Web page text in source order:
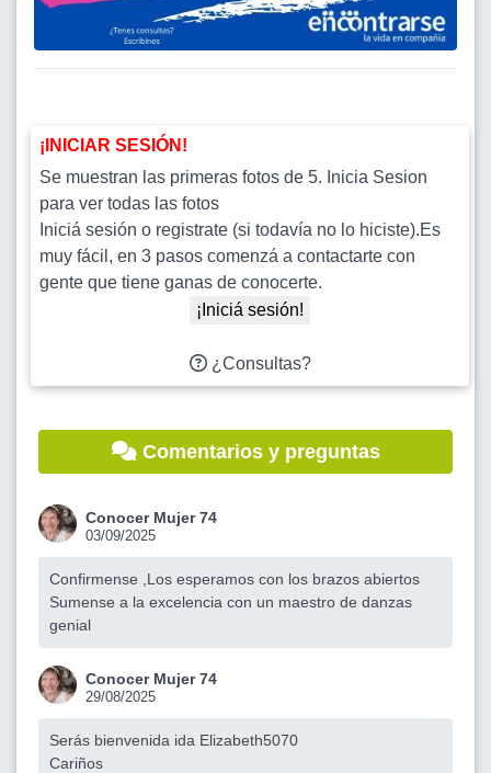
¡INICIAR SESIÓN!
Se muestran las primeras fotos de 5. Inicia Sesion
para ver todas las fotos
Iniciá sesión o registrate (si todavía no lo hiciste).Es
muy fácil, en 3 pasos comenzá a contactarte con
gente que tiene ganas de conocerte.
¡Iniciá sesión!
¿Consultas?
Comentarios y preguntas
Conocer Mujer 74
03/09/2025
Confirmense ,Los esperamos con los brazos abiertos
Sumense a la excelencia con un maestro de danzas
genial
Conocer Mujer 74
29/08/2025
Serás bienvenida ida Elizabeth5070
Cariños